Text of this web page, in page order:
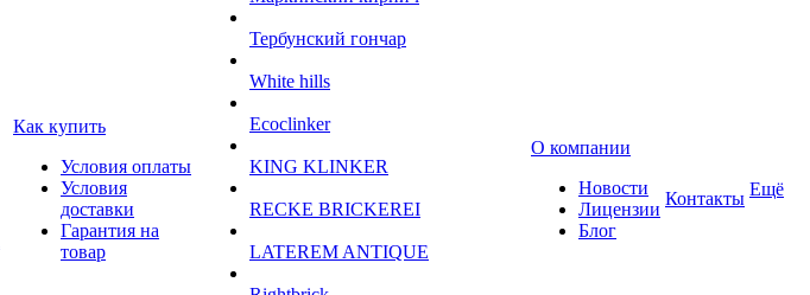
Как купить
Условия оплаты
Условия
доставки
Гарантия на
товар
Тербунский гончар
White hills
Ecoclinker
KING KLINKER
RECKE BRICKEREI
LATEREM ANTIQUE
О компании
Новости
Лицензии
Блог
Контакты Ещё